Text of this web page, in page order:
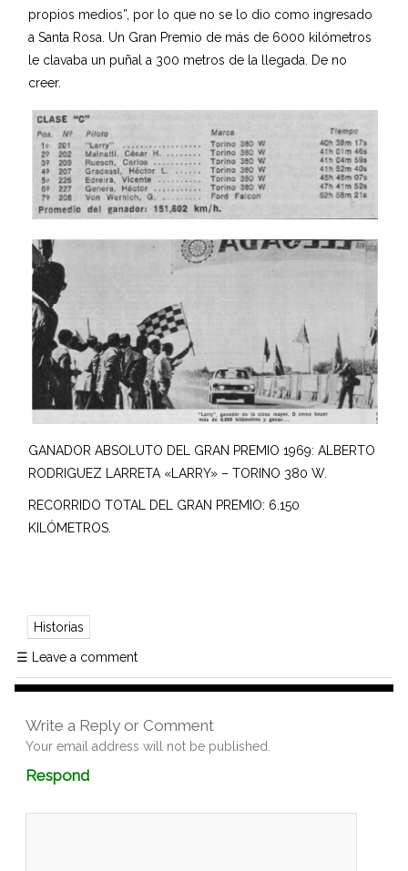
propios medios”, por lo que no se lo dio como ingresado
a Santa Rosa. Un Gran Premio de más de 6000 kilómetros
le clavaba un puñal a 300 metros de la llegada. De no
creer.
GANADOR ABSOLUTO DEL GRAN PREMIO 1969: ALBERTO
RODRIGUEZ LARRETA «LARRY» – TORINO 380 W.
RECORRIDO TOTAL DEL GRAN PREMIO: 6.150
KILÓMETROS.
Historias
☰ Leave a comment
Write a Reply or Comment
Your email address will not be published.
RespondComment
box